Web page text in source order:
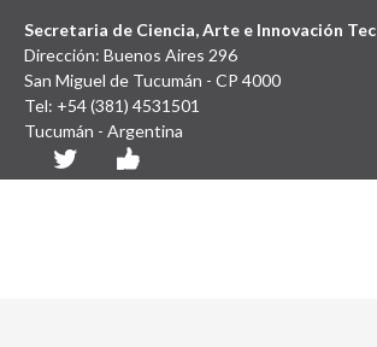
Secretaria de Ciencia, Arte e Innovación
Dirección: Buenos Aires 296
San Miguel de Tucumán - CP 4000
Tel: +54 (381) 4531501
Tucumán - Argentina